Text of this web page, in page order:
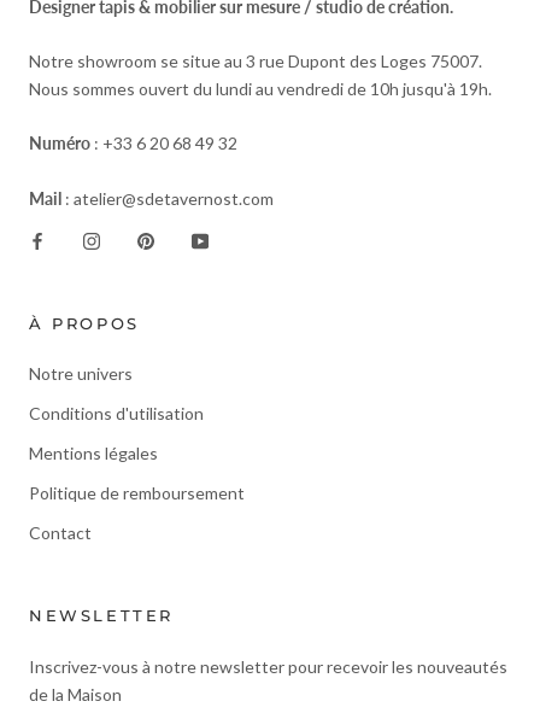
Designer tapis & mobilier sur mesure / studio de création.
Notre showroom se situe au 3 rue Dupont des Loges 75007.
Nous sommes ouvert du lundi au vendredi de 10h jusqu'à 19h.
Numéro : +33 6 20 68 49 32
Mail : atelier@sdetavernost.com
À PROPOS
Notre univers
Conditions d'utilisation
Mentions légales
Politique de remboursement
Contact
NEWSLETTER
Inscrivez-vous à notre newsletter pour recevoir les nouveautés
de la Maison